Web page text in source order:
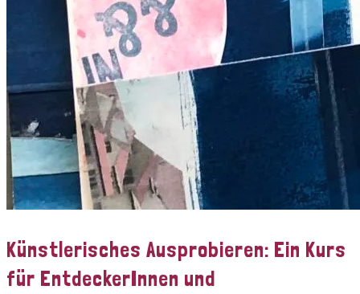
Künstlerisches Ausprobieren: Ein Kurs
für EntdeckerInnen und